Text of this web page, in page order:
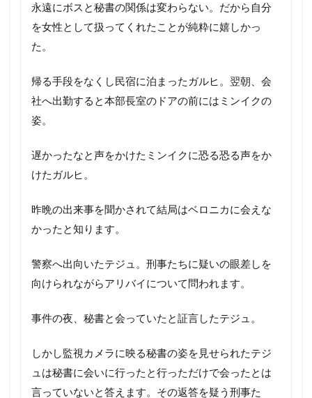
永遠にボスと秘書の関係は変わらない。だから自分
を女性として扱ってくれたことが純粋に嬉しかっ
た。
帰る手段をなくし民宿に泊まったガルヒ。翌朝、会
社へ出勤すると本部長室のドアの前にはミンイクの
姿。
遅かったなと声をかけたミンイクに恐る恐る声をか
けたガルヒ。
昨晩の出来事を聞かされて結局はベロニカに会えな
かったと知ります。
警察へ出向いたテジュ。刑事たちに疑いの眼差しを
向けられながらアリバイについて問われます。
事件の夜、秘書と会っていたと証言したテジュ。
しかし監視カメラに映る秘書の姿を見せられたテジ
ュは秘書に会いに行ったと行っただけで会ったとは
言っていないと答えます。その返答を疑う刑事た